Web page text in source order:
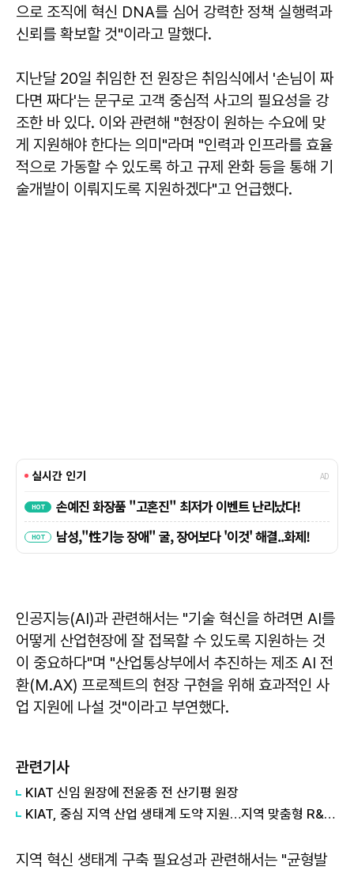
으로 조직에 혁신 DNA를 심어 강력한 정책 실행력과
신뢰를 확보할 것"이라고 말했다.
지난달 20일 취임한 전 원장은 취임식에서 '손님이 짜
다면 짜다'는 문구로 고객 중심적 사고의 필요성을 강
조한 바 있다. 이와 관련해 "현장이 원하는 수요에 맞
게 지원해야 한다는 의미"라며 "인력과 인프라를 효율
적으로 가동할 수 있도록 하고 규제 완화 등을 통해 기
술개발이 이뤄지도록 지원하겠다"고 언급했다.
인공지능(AI)과 관련해서는 "기술 혁신을 하려면 AI를
어떻게 산업현장에 잘 접목할 수 있도록 지원하는 것
이 중요하다"며 "산업통상부에서 추진하는 제조 AI 전
환(M.AX) 프로젝트의 현장 구현을 위해 효과적인 사
업 지원에 나설 것"이라고 부연했다.
관련기사
KIAT 신임 원장에 전윤종 전 산기평 원장
KIAT, 중심 지역 산업 생태계 도약 지원…지역 맞춤형 R&D에 1146억 투입
지역 혁신 생태계 구축 필요성과 관련해서는 "균형발